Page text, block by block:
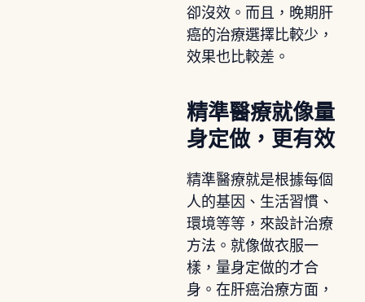
卻沒效。而且，晚期肝
癌的治療選擇比較少，
效果也比較差。
精準醫療就像量
身定做，更有效
精準醫療就是根據每個
人的基因、生活習慣、
環境等等，來設計治療
方法。就像做衣服一
樣，量身定做的才合
身。在肝癌治療方面，